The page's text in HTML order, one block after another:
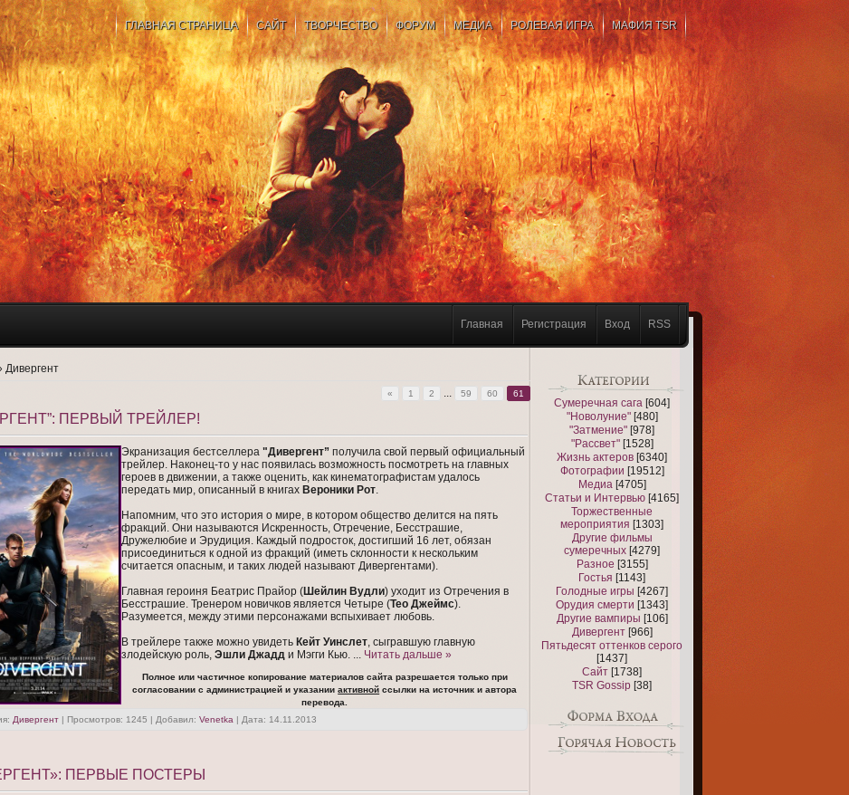
ГЛАВНАЯ СТРАНИЦА САЙТ ТВОРЧЕСТВО ФОРУМ МЕДИА РОЛЕВАЯ ИГРА МАФИЯ TSR
Главная Регистрация Вход RSS
Дивергент
« 1 2 ... 59 60 61
ПЕРВЫЙ ТРЕЙЛЕР!
Экранизация бестселлера"Дивергент” получила свой первый официальный
трейлер. Наконец-то у нас появилась возможность посмотреть на главных
героев в движении, а также оценить, как кинематографистам удалось
передать мир, описанный в книгах Вероники Рот.
Напомним, что это история о мире, в котором общество делится на пять
фракций. Они называются Искренность, Отречение, Бесстрашие,
Дружелюбие и Эрудиция. Каждый подросток, достигший 16 лет, обязан
присоединиться к одной из фракций (иметь склонности к нескольким
считается опасным, и таких людей называют Дивергентами).
Главная героиня Беатрис Прайор (Шейлин Вудли) уходит из Отречения в
Бесстрашие. Тренером новичков является Четыре (Тео Джеймс).
Разумеется, между этими персонажами вспыхивает любовь.
В трейлере также можно увидеть Кейт Уинслет, сыгравшую главную
злодейскую роль,Эшли Джадд и Мэгги Кью. ... Читать дальше »
Полное или частичное копирование материалов сайта разрешается только при
согласовании с администрацией и указанииактивной ссылки на источник и автора
перевода.
Дивергент | Просмотров: 1245 | Добавил: Venetka | Дата: 14.11.2013
ПЕРВЫЕ ПОСТЕРЫ
Сумеречная сага [604]
"Новолуние" [480]
"Затмение" [978]
"Рассвет" [1528]
Жизнь актеров [6340]
Фотографии [19512]
Медиа [4705]
Статьи и Интервью [4165]
Торжественные
мероприятия [1303]
Другие фильмы
сумеречных [4279]
Разное [3155]
Гостья [1143]
Голодные игры [4267]
Орудия смерти [1343]
Другие вампиры [106]
Дивергент [966]
Пятьдесят оттенков серого
[1437]
Сайт [1738]
TSR Gossip [38]